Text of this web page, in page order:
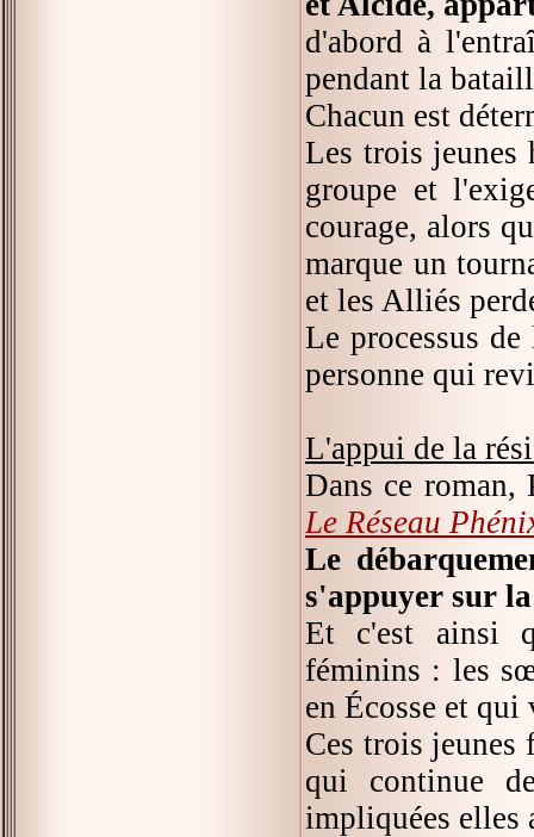
d'abord à
pendant la
Chacun est
Les trois jeunes
groupe et
courage, alors
marque un
et les Alliés
Le processus
personne qui
L'appui de la
Dans ce roman,
Le Réseau
Le
s'appuyer sur
Et c'est ainsi
féminins : les
en Écosse et
Ces trois jeunes
qui continue
impliquées elles